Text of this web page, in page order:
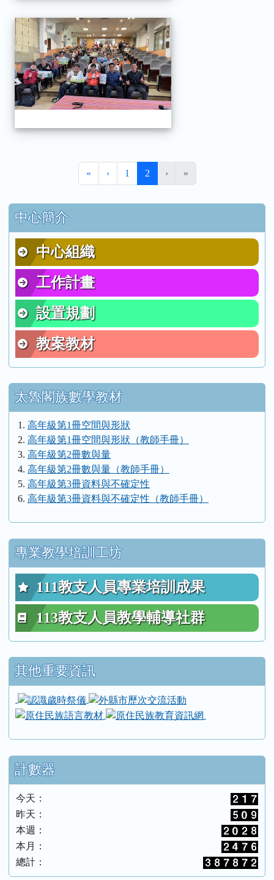
«第一頁
‹上一頁
1 2(目前頁次)
› »
右邊區域內容
中心簡介
中心組織
工作計畫
設置規劃
教案教材
太魯閣族數學教材
高年級第1冊空間與形狀
高年級第1冊空間與形狀（教師手冊）
高年級第2冊數與量
高年級第2冊數與量（教師手冊）
高年級第3冊資料與不確定性
高年級第3冊資料與不確定性（教師手冊）
專業教學培訓工坊
111教支人員專業培訓成果
113教支人員教學輔導社群
其他重要資訊
link to https://inde.hlc.edu.tw/modules/
link to https://ebook.alcd.center/
計數器
今天：
昨天：
本週：
本月：
總計：